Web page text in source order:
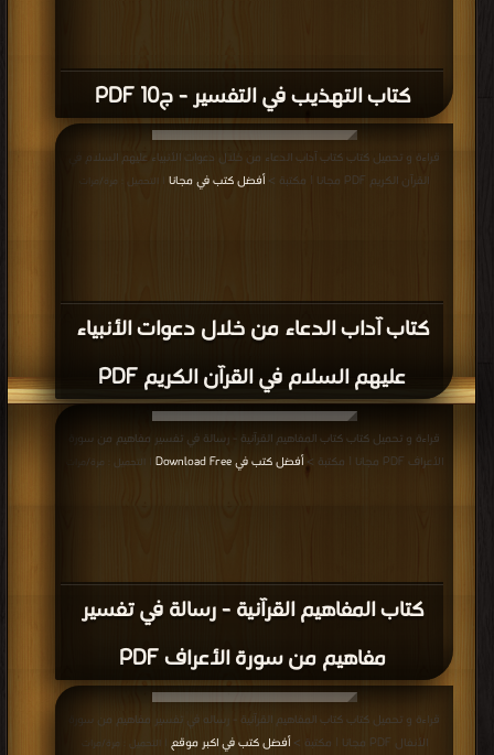
كتاب التهذيب في التفسير - ج10 PDF
كتاب آداب الدعاء من خلال دعوات الأنبياء
عليهم السلام في القرآن الكريم PDF
قراءة و تحميل كتاب كتاب آداب الدعاء من خلال دعوات الأنبياء عليهم السلام في
القرآن الكريم PDF مجانا | مكتبة >
أفضل كتب في مجانا | التحميل : مرة/مرات
كتاب المفاهيم القرآنية - رسالة في تفسير
مفاهيم من سورة الأعراف PDF
قراءة و تحميل كتاب كتاب المفاهيم القرآنية - رسالة في تفسير مفاهيم من سورة
الأعراف PDF مجانا | مكتبة >
أفضل كتب في Download Free | التحميل : مرة/مرات
قراءة و تحميل كتاب كتاب المفاهيم القرآنية - رساله في تفسير مفاهيم من سورة
الأنفال PDF مجانا | مكتبة >
أفضل كتب في اكبر موقع | التحميل : مرة/مرات